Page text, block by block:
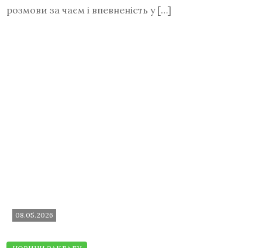
розмови за чаєм і впевненість у […]
08.05.2026